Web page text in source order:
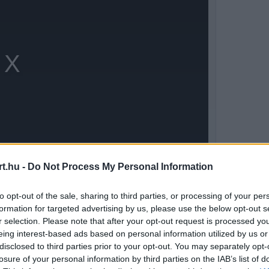
- Do Not Process My Personal Information
opt-out of the sale, sharing to third parties, or processing of your
for targeted advertising by us, please use the below opt-out
selection. Please note that after your opt-out request is processed
interest-based ads based on personal information utilized by us
to third parties prior to your opt-out. You may separately
of your personal information by third parties on the IAB’s list of
a kockáztatásra, amikor Hamilton
a C-terv életbe lépését. Ez a döntés egy
a brit pilótát pedig már a tizenharmadik